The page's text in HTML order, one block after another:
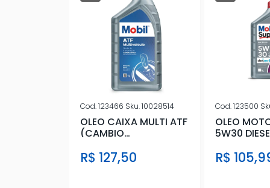
Cod.123466 Sku.10028514
OLEO CAIXA MULTI ATF
(CAMBIO
SINTETICO
R$ 127,50
Cod.123500
OLEO
5W30
R$